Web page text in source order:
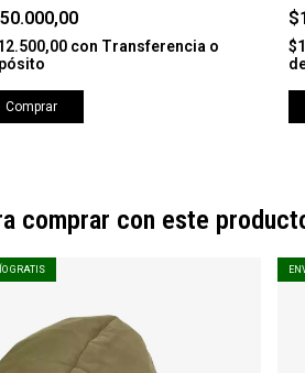
con Transferencia o
Comprar
comprar con este
GRATIS